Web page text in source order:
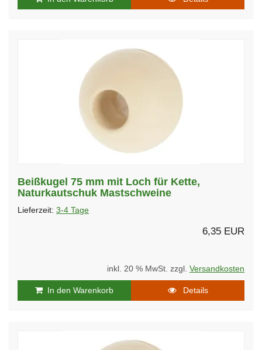
Beißkugel 75 mm mit Loch für Kette,
Naturkautschuk Mastschweine
Lieferzeit: 3-4 Tage
6,35 EUR
inkl. 20 % MwSt. zzgl. Versandkosten
In den Warenkorb Details